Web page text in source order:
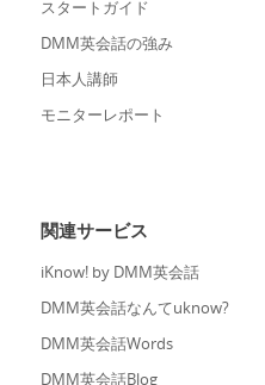
スタートガイド
DMM英会話の強み
日本人講師
モニターレポート
関連サービス
iKnow! by DMM英会話
DMM英会話なんてuknow?
DMM英会話Words
DMM英会話Blog